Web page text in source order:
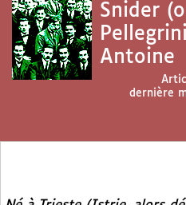
Snider
Antoine
dernière